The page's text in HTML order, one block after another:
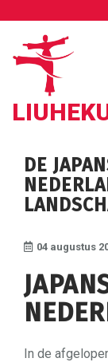
inhoud
DE
04 augustus
In de